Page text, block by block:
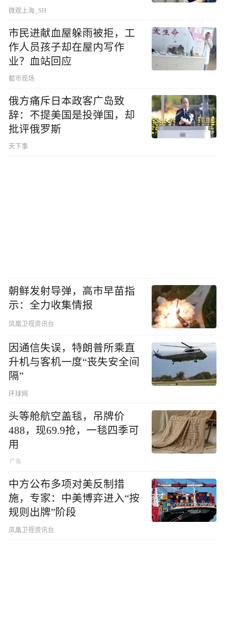
微观上海_SH
市民进献血屋躲雨被拒，工
作人员孩子却在屋内写作
业？血站回应
都市现场
俄方痛斥日本政客广岛致
辞：不提美国是投弹国，却
批评俄罗斯
天下事
朝鲜发射导弹，高市早苗指
示：全力收集情报
凤凰卫视资讯台
因通信失误，特朗普所乘直
升机与客机一度“丧失安全间
隔”
环球网
头等舱航空盖毯，吊牌价
488，现69.9抢，一毯四季可
用
中方公布多项对美反制措
施，专家：中美博弈进入“按
规则出牌”阶段
凤凰卫视资讯台